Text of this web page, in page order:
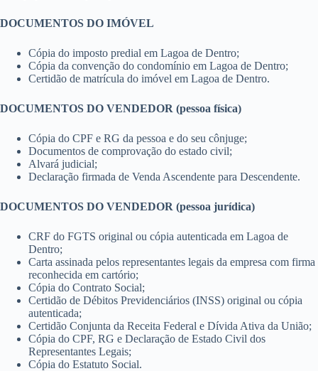
DOCUMENTOS DO IMÓVEL
Cópia do imposto predial em Lagoa de Dentro;
Cópia da convenção do condomínio em Lagoa de Dentro;
Certidão de matrícula do imóvel em Lagoa de Dentro.
DOCUMENTOS DO VENDEDOR (pessoa física)
Cópia do CPF e RG da pessoa e do seu cônjuge;
Documentos de comprovação do estado civil;
Alvará judicial;
Declaração firmada de Venda Ascendente para Descendente.
DOCUMENTOS DO VENDEDOR (pessoa jurídica)
CRF do FGTS original ou cópia autenticada em Lagoa de
Dentro;
Carta assinada pelos representantes legais da empresa com firma
reconhecida em cartório;
Cópia do Contrato Social;
Certidão de Débitos Previdenciários (INSS) original ou cópia
autenticada;
Certidão Conjunta da Receita Federal e Dívida Ativa da União;
Cópia do CPF, RG e Declaração de Estado Civil dos
Representantes Legais;
Cópia do Estatuto Social.